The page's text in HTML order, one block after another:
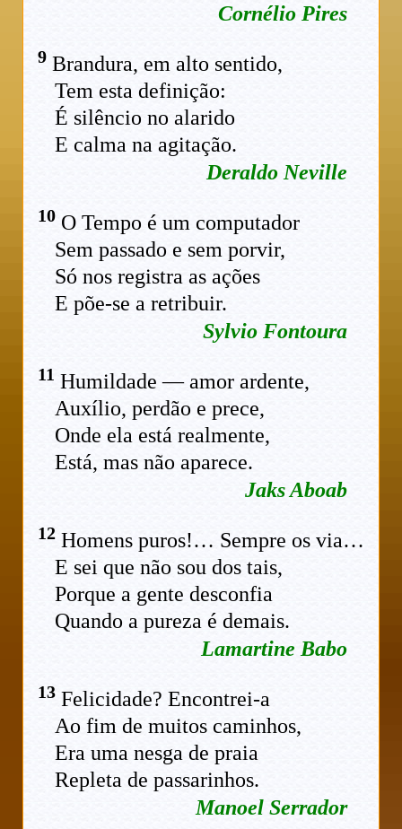
Cornélio Pires
9 Brandura, em alto sentido,
Tem esta definição:
É silêncio no alarido
E calma na agitação.
Deraldo Neville
10 O Tempo é um computador
Sem passado e sem porvir,
Só nos registra as ações
E põe-se a retribuir.
Sylvio Fontoura
11 Humildade — amor ardente,
Auxílio, perdão e prece,
Onde ela está realmente,
Está, mas não aparece.
Jaks Aboab
12 Homens puros!… Sempre os via…
E sei que não sou dos tais,
Porque a gente desconfia
Quando a pureza é demais.
Lamartine Babo
13 Felicidade? Encontrei-a
Ao fim de muitos caminhos,
Era uma nesga de praia
Repleta de passarinhos.
Manoel Serrador